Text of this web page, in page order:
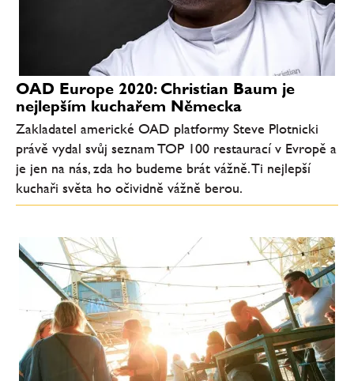
OAD Europe 2020: Christian Baum je
nejlepším kuchařem Německa
Zakladatel americké OAD platformy Steve Plotnicki
právě vydal svůj seznam TOP 100 restaurací v Evropě a
je jen na nás, zda ho budeme brát vážně. Ti nejlepší
kuchaři světa ho očividně vážně berou.